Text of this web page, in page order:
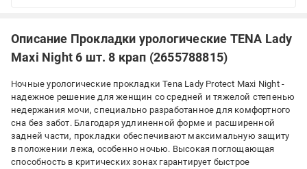
Описание Прокладки урологические TENA Lady
Maxi Night 6 шт. 8 крап (2655788815)
Ночные урологические прокладки Tena Lady Protect Maxi Night -
надежное решение для женщин со средней и тяжелой степенью
недержания мочи, специально разработанное для комфортного
сна без забот. Благодаря удлиненной форме и расширенной
задней части, прокладки обеспечивают максимальную защиту
в положении лежа, особенно ночью. Высокая поглощающая
способность в критических зонах гарантирует быстрое